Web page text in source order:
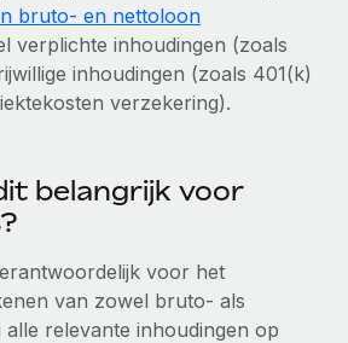
met essentiële zakelijke tools
HR- en juridische experts
screeningsproces van
technologiepartners
HR flexibel in je platform
over AI-automatiseringen
bruto- en nettoloon
verplichte inhoudingen (zoals
inhoudingen (zoals 401(k)
verzekering).
belangrijk voor
voor het
van zowel bruto- als
relevante inhoudingen op